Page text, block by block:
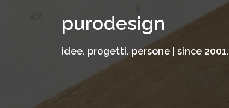
purodesign
idee. progetti. persone | since 2001.